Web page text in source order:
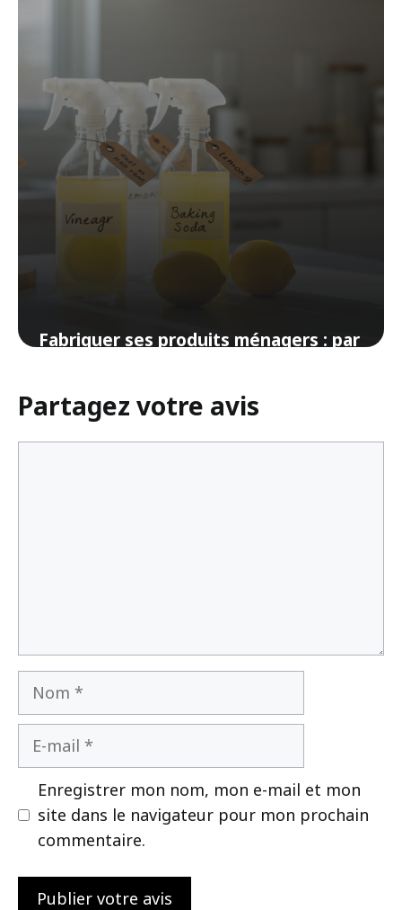
Fabriquer ses produits ménagers : par
31 mars 2026
Partagez votre avis
Nom
Enregistrer mon nom, mon e-mail et mon
site dans le navigateur pour mon prochain
commentaire.